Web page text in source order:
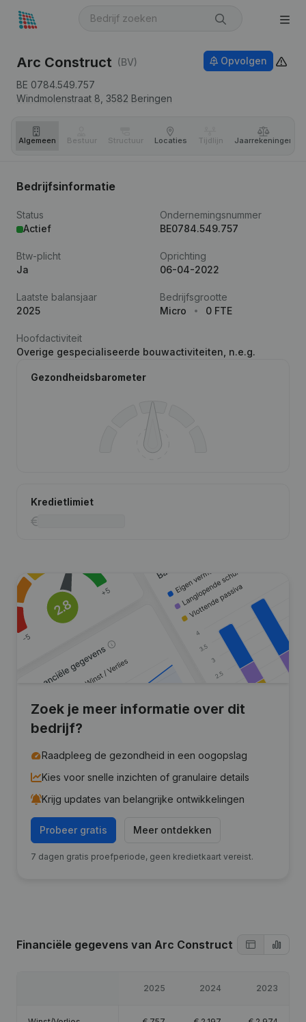
Arc Construct (BV)
BE 0784.549.757
Windmolenstraat 8, 3582 Beringen
Opvolgen
Algemeen Bestuur Structuur Locaties Tijdlijn Jaar­rekeningen
Bedrijfsinformatie
Status
Actief
Ondernemingsnummer
BE0784.549.757
Btw-plicht
Ja
Oprichting
06-04-2022
Laatste balansjaar
2025
Bedrijfsgrootte
Micro
0 FTE
Hoofdactiviteit
Overige gespecialiseerde bouwactiviteiten, n.e.g.
Gezondheidsbarometer
Kredietlimiet
Zoek je meer informatie over dit
bedrijf?
Raadpleeg de gezondheid in een oogopslag
Kies voor snelle inzichten of granulaire details
Krijg updates van belangrijke ontwikkelingen
Probeer gratis Meer ontdekken
7 dagen gratis proefperiode, geen kredietkaart vereist.
Financiële gegevens van Arc Construct
2025 2024 2023